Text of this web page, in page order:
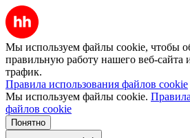
Мы используем файлы cookie, чтобы
правильную работу нашего веб-сайта
трафик.
Правила использования файлов cookie
Мы используем файлы cookie.
файлов cookie
Понятно